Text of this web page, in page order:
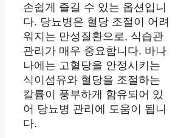
손쉽게 즐길 수 있는 옵션입니
다. 당뇨병은 혈당 조절이 어려
워지는 만성질환으로, 식습관
관리가 매우 중요합니다. 바나
나에는 고혈당을 안정시키는
식이섬유와 혈당을 조절하는
칼륨이 풍부하게 함유되어 있
어 당뇨병 관리에 도움이 됩니
다.